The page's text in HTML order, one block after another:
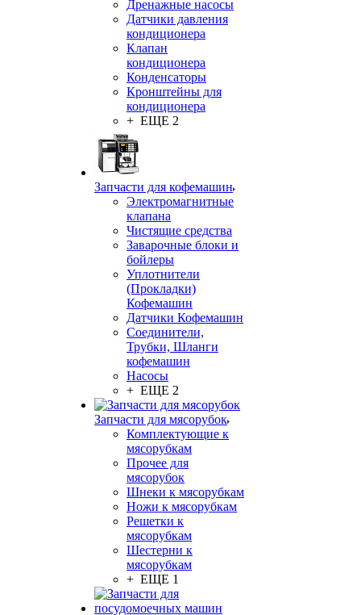
Дренажные насосы
Датчики давления
кондиционера
Клапан
кондиционера
Конденсаторы
Кронштейны для
кондиционера
+ ЕЩЕ 2
Запчасти для кофемашин
Электромагнитные
клапана
Чистящие средства
Заварочные блоки и
бойлеры
Уплотнители
(Прокладки)
Кофемашин
Датчики Кофемашин
Соединители,
Трубки, Шланги
кофемашин
Насосы
+ ЕЩЕ 2
Запчасти для мясорубок
Комплектующие к
мясорубкам
Прочее для
мясорубок
Шнеки к мясорубкам
Ножи к мясорубкам
Решетки к
мясорубкам
Шестерни к
мясорубкам
+ ЕЩЕ 1